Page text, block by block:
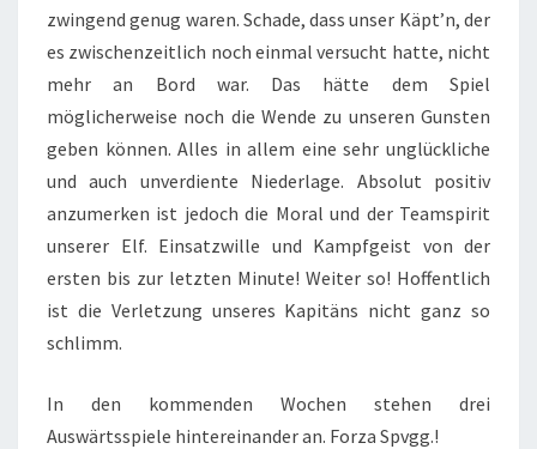
zwingend genug waren. Schade, dass unser Käpt’n, der
es zwischenzeitlich noch einmal versucht hatte, nicht
mehr an Bord war. Das hätte dem Spiel
möglicherweise noch die Wende zu unseren Gunsten
geben können. Alles in allem eine sehr unglückliche
und auch unverdiente Niederlage. Absolut positiv
anzumerken ist jedoch die Moral und der Teamspirit
unserer Elf. Einsatzwille und Kampfgeist von der
ersten bis zur letzten Minute! Weiter so! Hoffentlich
ist die Verletzung unseres Kapitäns nicht ganz so
schlimm.
In den kommenden Wochen stehen drei
Auswärtsspiele hintereinander an. Forza Spvgg.!